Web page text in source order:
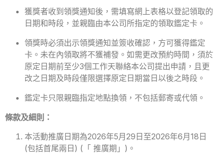
獲獎者收到領獎通知後，需填寫網上表格以登記領取的
日期和時段，並親臨由本公司所指定的領取鑑定卡。
領獎時必須出示領獎通知並簽收確認，方可獲得鑑定
卡。未在內領取將不獲補發。如需更改預約時間，須於
原定日期前至少3個工作天聯絡本公司提出申請，且更
改之日期及時段僅限選擇原定日期當日以後之時段。
鑑定卡只限親臨指定地點換領，不包括郵寄或代領。
條款及細則：
本活動推廣日期為2026年5月29日至2026年6月18日
(包括首尾兩日) (「 推廣期」)。